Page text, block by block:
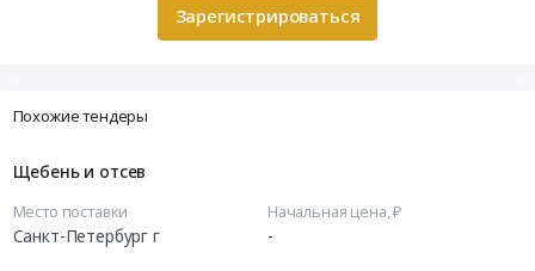
Зарегистрироваться
Похожие тендеры
Щебень и отсев
Место поставки
Санкт-Петербург г
Начальная цена, ₽
-